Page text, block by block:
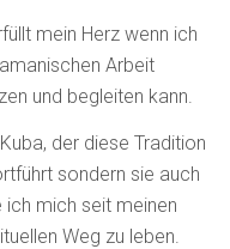
mein Herz wenn ich
Arbeit
und begleiten kann.
der diese Tradition
sondern sie auch
ich mich seit meinen
Weg zu leben.